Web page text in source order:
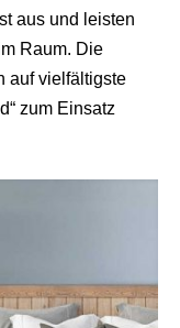
aus und leisten
Raum. Die
auf vielfältigste
zum Einsatz